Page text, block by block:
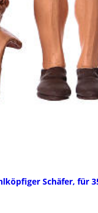
Schäfer, für